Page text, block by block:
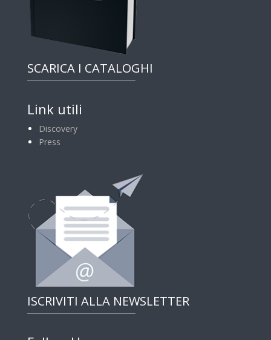
SCARICA I CATALOGHI
Link utili
Discovery
Press
ISCRIVITI ALLA NEWSLETTER